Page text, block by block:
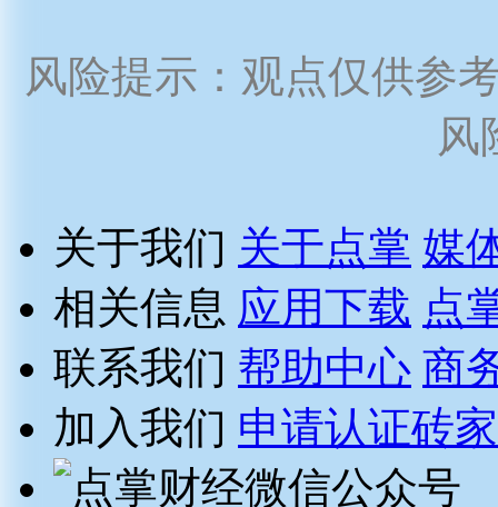
风险提示：观点仅供参
风
关于我们 关于点掌 媒
相关信息 应用下载 点
联系我们 帮助中心 商
加入我们 申请认证砖家